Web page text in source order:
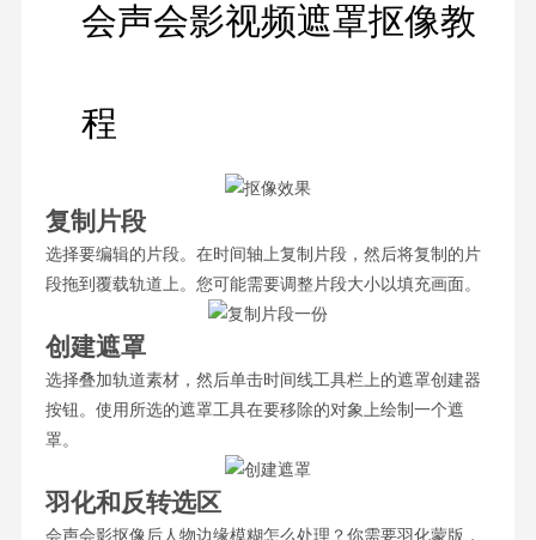
会声会影视频遮罩抠像教
程
复制片段
选择要编辑的片段。在时间轴上复制片段，然后将复制的片
段拖到覆载轨道上。您可能需要调整片段大小以填充画面。
创建遮罩
选择叠加轨道素材，然后单击时间线工具栏上的遮罩创建器
按钮。使用所选的遮罩工具在要移除的对象上绘制一个遮
罩。
羽化和反转选区
会声会影抠像后人物边缘模糊怎么处理？你需要羽化蒙版，